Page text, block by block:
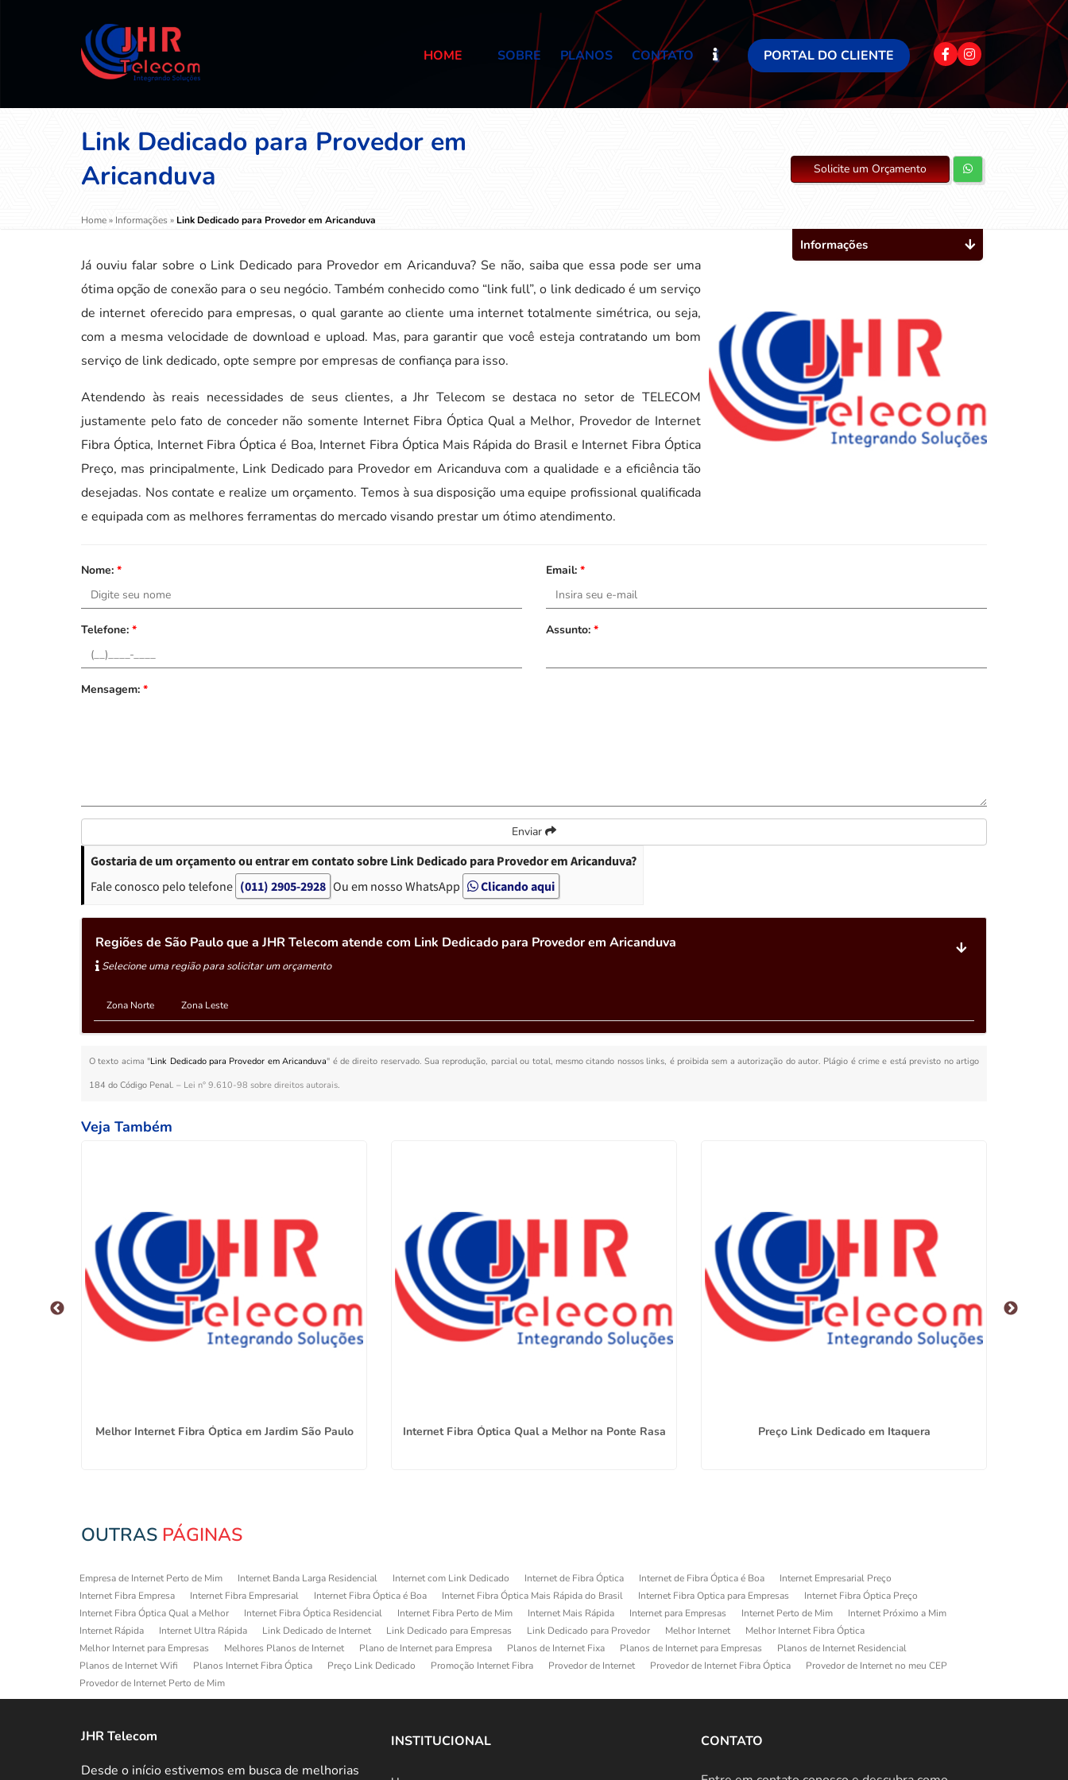
HOME SOBRE PLANOS CONTATO PORTAL DO CLIENTE
Link Dedicado para Provedor em
Aricanduva
Home» Informações »Link Dedicado para Provedor em Aricanduva
Solicite um Orçamento
Já ouviu falar sobre o Link Dedicado para Provedor em Aricanduva? Se não, saiba que essa pode ser uma
ótima opção de conexão para o seu negócio. Também conhecido como “link full”, o link dedicado é um serviço
de internet oferecido para empresas, o qual garante ao cliente uma internet totalmente simétrica, ou seja,
com a mesma velocidade de download e upload. Mas, para garantir que você esteja contratando um bom
serviço de link dedicado, opte sempre por empresas de confiança para isso.
Atendendo às reais necessidades de seus clientes, a Jhr Telecom se destaca no setor de TELECOM
justamente pelo fato de conceder não somente Internet Fibra Óptica Qual a Melhor, Provedor de Internet
Fibra Óptica, Internet Fibra Óptica é Boa, Internet Fibra Óptica Mais Rápida do Brasil e Internet Fibra Óptica
Preço, mas principalmente, Link Dedicado para Provedor em Aricanduva com a qualidade e a eficiência tão
desejadas. Nos contate e realize um orçamento. Temos à sua disposição uma equipe profissional qualificada
e equipada com as melhores ferramentas do mercado visando prestar um ótimo atendimento.
Nome: * Email: *
Telefone: * Assunto: *
Mensagem: *
Enviar
Gostaria de um orçamento ou entrar em contato sobre Link Dedicado para Provedor em Aricanduva?
Fale conosco pelo telefone (011) 2905-2928 Ou em nosso WhatsApp Clicando aqui
Regiões de São Paulo que a JHR Telecom atende com Link Dedicado para Provedor em Aricanduva
Selecione uma região para solicitar um orçamento
Zona Norte Zona Leste
O texto acima "Link Dedicado para Provedor em Aricanduva" é de direito reservado. Sua reprodução, parcial ou total, mesmo citando nossos links, é proibida sem a autorização do autor. Plágio é crime e está previsto no artigo
184 do Código Penal. – Lei n° 9.610-98 sobre direitos autorais.
Informações
Veja Também
Melhor Internet Fibra Óptica em Jardim São Paulo Internet Fibra Óptica Qual a Melhor na Ponte Rasa Preço Link Dedicado em Itaquera
OUTRAS PÁGINAS
Empresa de Internet Perto de Mim Internet Banda Larga Residencial Internet com Link Dedicado Internet de Fibra Óptica Internet de Fibra Óptica é Boa
Internet Empresarial Preço
Internet Fibra Empresa
Internet Fibra Empresarial Internet Fibra Óptica é Boa Internet Fibra Óptica Mais Rápida do Brasil Internet Fibra Optica para Empresas
Internet Fibra Óptica Preço
Internet Fibra Óptica Qual a Melhor
Internet Fibra Óptica Residencial Internet Fibra Perto de Mim Internet Mais Rápida Internet para Empresas Internet Perto de Mim
Internet Próximo a Mim
Internet Rápida
Internet Ultra Rápida Link Dedicado de Internet Link Dedicado para Empresas Link Dedicado para Provedor Melhor Internet
Melhor Internet Fibra Óptica
Melhor Internet para Empresas
Melhores Planos de Internet Plano de Internet para Empresa Planos de Internet Fixa Planos de Internet para Empresas
Planos de Internet Residencial
Planos de Internet Wifi
Planos Internet Fibra Óptica Preço Link Dedicado Promoção Internet Fibra Provedor de Internet Provedor de Internet Fibra Óptica
Provedor de Internet no meu CEP
Provedor de Internet Perto de Mim
JHR Telecom
Desde o início estivemos em busca de melhorias
INSTITUCIONAL CONTATO